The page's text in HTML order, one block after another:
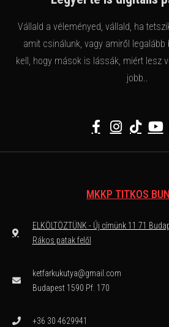
Vállald a véleményed, vállald, ha
amit csinálunk, vagy amiről legalább
kell, hogy mások is lássák, miért lesz
jobb..
MKKP TITKOS
ELKÖLTÖZTÜNK - Új címünk 11 71
Rákos patak felől
ketfarkukutya@gmail.com
Budapest 1590 Pf. 170
+36 30 4629941